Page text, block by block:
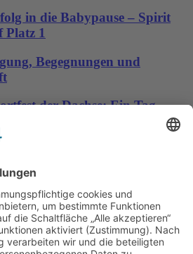
in die Babypause – Spirit
Platz 1
Begegnungen und
der Dachse: Ein Tag
und Gemeinschaft
Silvio Osowsky